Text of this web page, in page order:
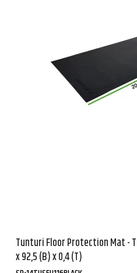
Tunturi Floor Protection Mat -
x 92,5 (B) x 0,4 (T)